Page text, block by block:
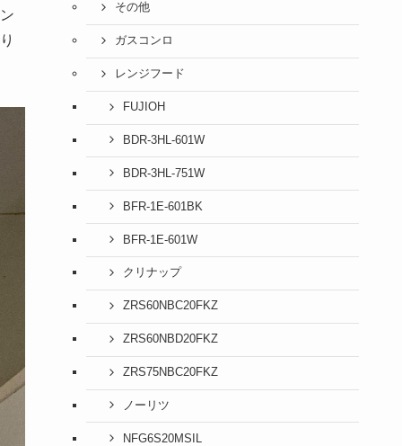
その他
ガスコンロ
レンジフード
FUJIOH
BDR-3HL-601W
BDR-3HL-751W
BFR-1E-601BK
BFR-1E-601W
クリナップ
ZRS60NBC20FKZ
ZRS60NBD20FKZ
ZRS75NBC20FKZ
ノーリツ
NFG6S20MSIL